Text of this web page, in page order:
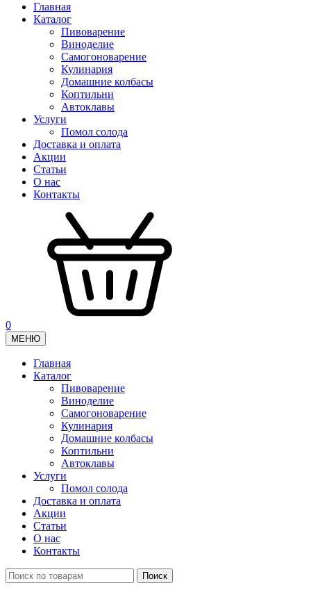
Главная
Каталог
Пивоварение
Виноделие
Самогоноварение
Кулинария
Домашние колбасы
Коптильни
Автоклавы
Услуги
Помол солода
Доставка и оплата
Акции
Статьи
О нас
Контакты
0
МЕНЮ
Главная
Каталог
Пивоварение
Виноделие
Самогоноварение
Кулинария
Домашние колбасы
Коптильни
Автоклавы
Услуги
Помол солода
Доставка и оплата
Акции
Статьи
О нас
Контакты